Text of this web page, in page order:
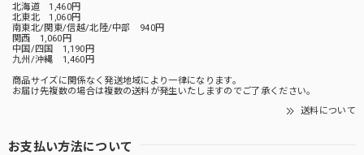
北海道 1,460円
北東北 1,060円
南東北/関東/信越/北陸/中部 940円
関西 1,060円
中国/四国 1,190円
九州/沖縄 1,460円
商品サイズに関係なく発送地域により一律になります。
お届け先複数の場合は複数の送料が発生いたしますのでご了承ください。
送料について
お支払い方法について